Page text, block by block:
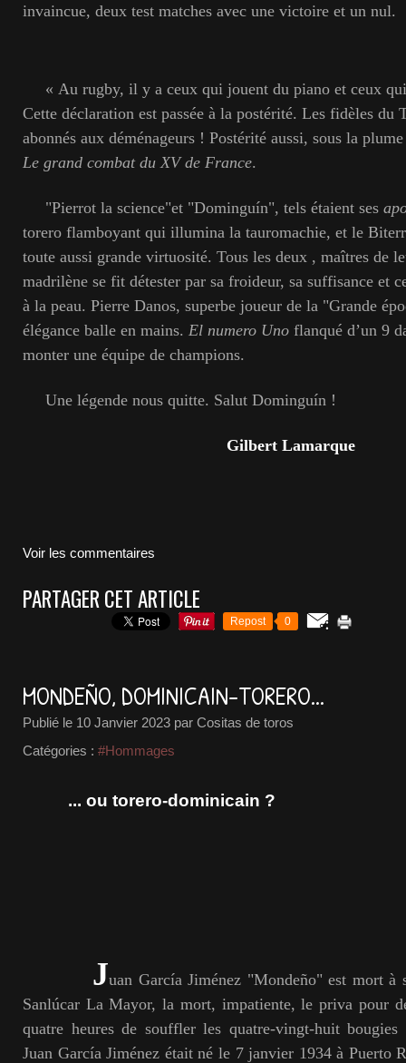
invaincue, deux test matches avec une victoire et un nul.
« Au rugby, il y a ceux qui jouent du piano et ceux qui
Cette déclaration est passée à la postérité. Les fidèles du
abonnés aux déménageurs ! Postérité aussi, sous la
Le grand combat du XV de France.
"Pierrot la science"et "Dominguín", tels étaient ses
torero flamboyant qui illumina la tauromachie, et le
toute aussi grande virtuosité. Tous les deux , maîtres de
madrilène se fit détester par sa froideur, sa suffisance et
à la peau. Pierre Danos, superbe joueur de la "Grande
élégance balle en mains. El numero Uno flanqué d’un 9
monter une équipe de champions.
Une légende nous quitte. Salut Dominguín !
Gilbert Lamarque
Voir les commentaires
PARTAGER CET ARTICLE
Repost 0
MONDEÑO, DOMINICAIN-TORERO...
Publié le 10 Janvier 2023 par Cositas de toros
Catégories : #Hommages
... ou torero-dominicain ?
Juan García Jiménez "Mondeño" est mort à
Sanlúcar La Mayor, la mort, impatiente, le priva pour
quatre heures de souffler les quatre-vingt-huit bougies
Juan García Jiménez était né le 7 janvier 1934 à Puerto